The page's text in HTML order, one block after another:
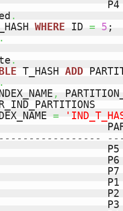
.
WHERE ID = 5
.
.
T_HASH ADD
.
,
=